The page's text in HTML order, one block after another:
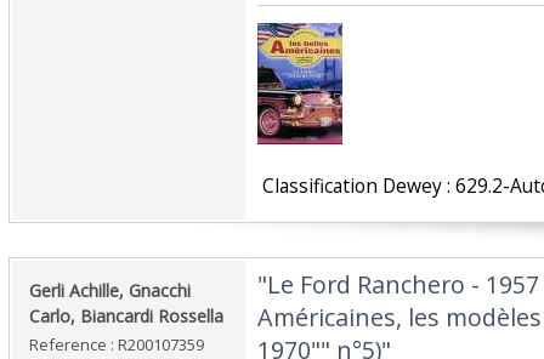
Classification Dewey : 629.2-
‎Gerli Achille, Gnacchi
Carlo, Biancardi Rossella‎
Reference : R200107359
‎"Le Ford Ranchero -
Américaines, les
1970"" n°5)"‎